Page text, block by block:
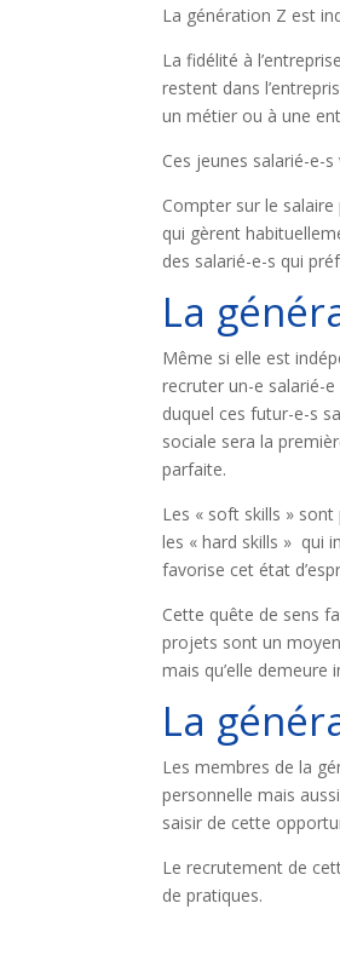
La génération Z est
La fidélité à
restent dans
un métier ou à une
Ces jeunes salarié-e-
Compter sur le salaire
qui gèrent
des salarié-e-s qui
La
Même si elle est
recruter un-e salarié-
duquel ces futur-e-s
sociale sera la
parfaite.
Les « soft skills »
les « hard skills » qui
favorise cet état
Cette quête de sens
projets sont un
mais qu’elle demeure
La
Les membres de la
personnelle mais
saisir de cette
Le recrutement de
de pratiques.